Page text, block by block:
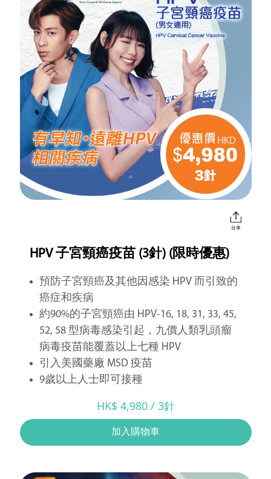
分享
HPV 子宮頸癌疫苗 (3針) (限時優惠)
預防子宮頸癌及其他因感染 HPV 而引致的
癌症和疾病
約90%的子宮頸癌由 HPV-16, 18, 31, 33, 45,
52, 58 型病毒感染引起，九價人類乳頭瘤
病毒疫苗能覆蓋以上七種 HPV
引入美國藥廠 MSD 疫苗
9歲以上人士即可接種
HK$ 4,980 / 3針
加入購物車